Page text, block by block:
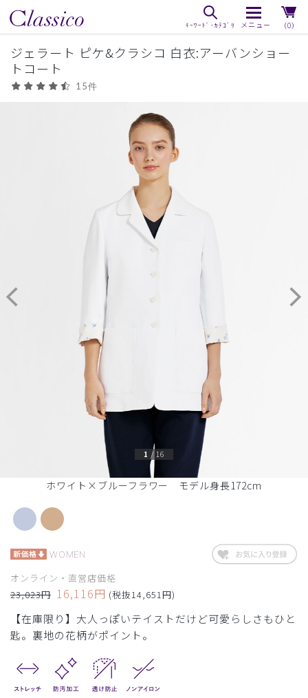
（0）
ジェラート ピケ&クラシコ 白衣:アーバンショー
トコート
15件
ホワイト×ブルーフラワー モデル身長172cm
1 / 16
WOMEN
オンライン・直営店価格
23,023円 16,116円 (税抜14,651円)
【在庫限り】大人っぽいテイストだけど可愛らしさもひと
匙。裏地の花柄がポイント。